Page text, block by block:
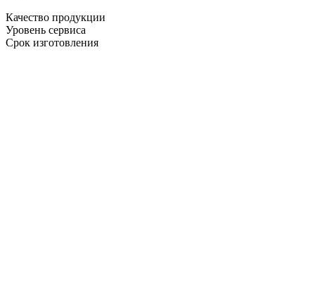
Качество продукции
Уровень сервиса
Срок изготовления